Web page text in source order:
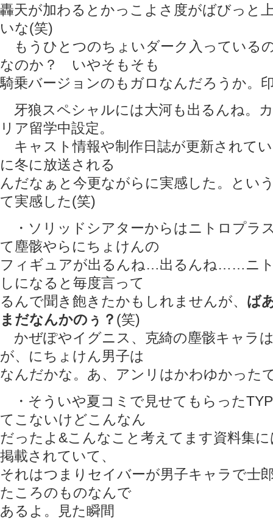
轟天が加わるとかっこよさ度がばびっと
いな(笑)
もうひとつのちょいダーク入っている
なのか？ いやそもそも
騎乗バージョンのもガロなんだろうか
牙狼スペシャルには大河も出るんね。
リア留学中設定。
キャスト情報や制作日誌が更新されて
に冬に放送される
んだなぁと今更ながらに実感した。とい
て実感した(笑)
・ソリッドシアターからはニトロプラ
て塵骸やらにちょけんの
フィギュアが出るんね…出るんね……ニ
しになると毎度言って
るんで聞き飽きたかもしれませんが、 ば
まだなんかのぅ？ (笑)
かぜぽやイグニス、克綺の塵骸キャラ
が、にちょけん男子は
なんだかな。あ、アンリはかわゆかった
・そういや夏コミで見せてもらった
てこないけどこんなん
だったよ&こんなこと考えてます資料集
掲載されていて、
それはつまりセイバーが男子キャラで士
たころのものなんで
あるよ。見た瞬間